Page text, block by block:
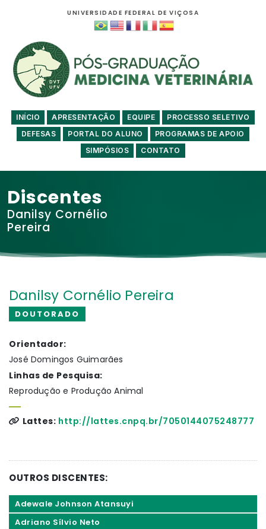
UNIVERSIDADE FEDERAL DE VIÇOSA
INÍCIO APRESENTAÇÃO EQUIPE
PROCESSO SELETIVO
DEFESAS
PORTAL DO ALUNO
PROGRAMAS DE APOIO
SIMPÓSIOS
CONTATO
Discentes
Danilsy Cornélio
Pereira
Danilsy Cornélio Pereira
DOUTORADO
Orientador:
José Domingos Guimarães
Linhas de Pesquisa:
Reprodução e Produção Animal
Lattes: http://lattes.cnpq.br/7050144075248777
OUTROS DISCENTES:
Adewale Johnson Atansuyi
Adriano Sílvio Neto